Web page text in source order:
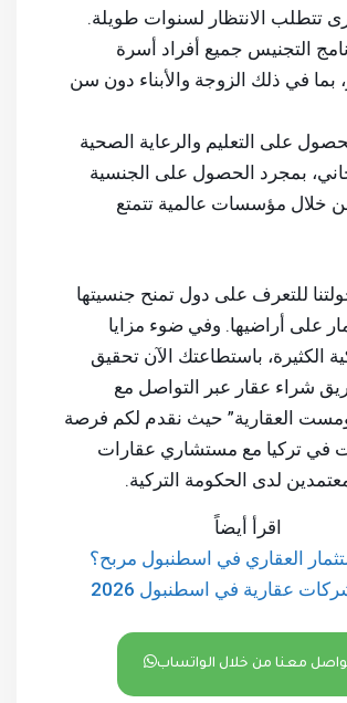
تتطلب الانتظار لسنوات طويلة.
التجنيس جميع أفراد أسرة
بما في ذلك الزوجة والأبناء دون سن
على التعليم والرعاية الصحية
بمجرد الحصول على الجنسية
من خلال مؤسسات عالمية تتمتع
للتعرف على دول تمنح جنسيتها
على أراضيها. وفي ضوء مزايا
الكثيرة، باستطاعتك الآن تحقيق
شراء عقار عبر التواصل مع
العقارية” حيث نقدم لكم فرصة
في تركيا مع مستشاري عقارات
لدى الحكومة التركية.
اقرأ أيضاً
العقاري في اسطنبول مربح؟
عقارية في اسطنبول 2026
معنا من خلال الواتساب